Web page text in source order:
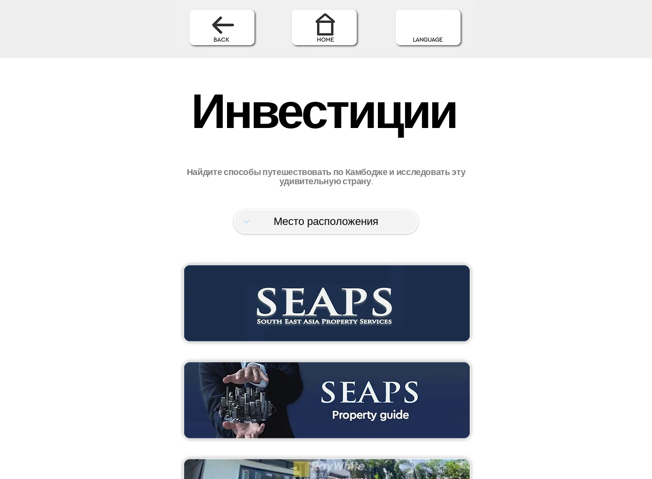
Инвестиции
Найдите способы путешествовать по Камбодже и исследовать эту
удивительную страну.